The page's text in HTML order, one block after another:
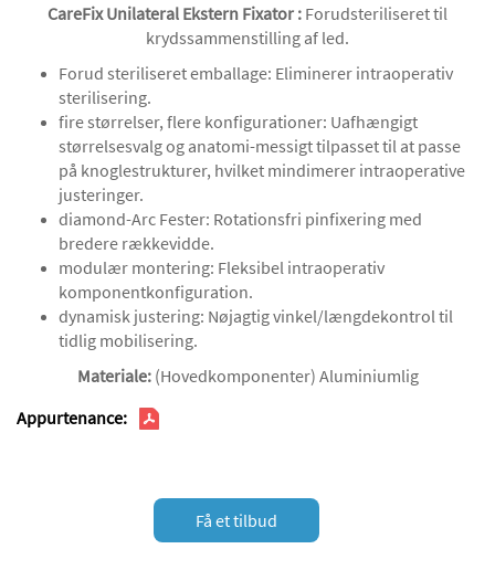
CareFix Unilateral Ekstern Fixator : Forudsteriliseret til
krydssammenstilling af led.
‌Forud steriliseret emballage‌: Eliminerer intraoperativ
sterilisering.
fire størrelser, flere konfigurationer: Uafhængigt
størrelsesvalg og anatomi-messigt tilpasset til at passe
på knoglestrukturer, hvilket mindimerer intraoperative
justeringer.
diamond-Arc Fester: Rotationsfri pinfixering med
bredere rækkevidde.
modulær montering: Fleksibel intraoperativ
komponentkonfiguration.
dynamisk justering: Nøjagtig vinkel/længdekontrol til
tidlig mobilisering.
Materiale: (Hovedkomponenter) Aluminiumlig
Appurtenance:
Få et tilbud